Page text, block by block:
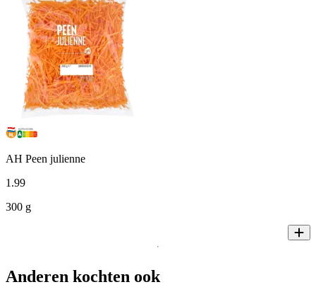
AH Peen julienne
1 .99
300 g
Anderen kochten ook